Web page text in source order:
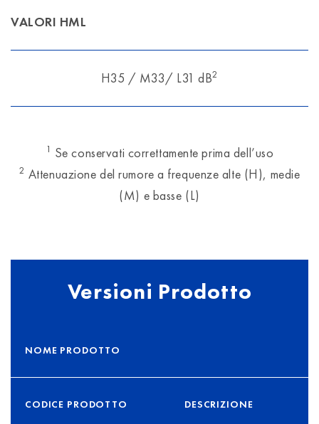
VALORI HML
H35 / M33/ L31 dB2
1 Se conservati correttamente prima dell’uso
2 Attenuazione del rumore a frequenze alte (H), medie
(M) e basse (L)
Versioni Prodotto
NOME PRODOTTO
CODICE PRODOTTO DESCRIZIONE